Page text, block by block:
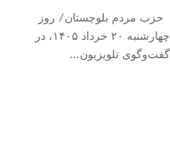
حزب مردم بلوچستان/ روز
چهارشنبه ۲۰ خرداد ۱۴۰۵، در
گفت‌وگوی تلویزیون…